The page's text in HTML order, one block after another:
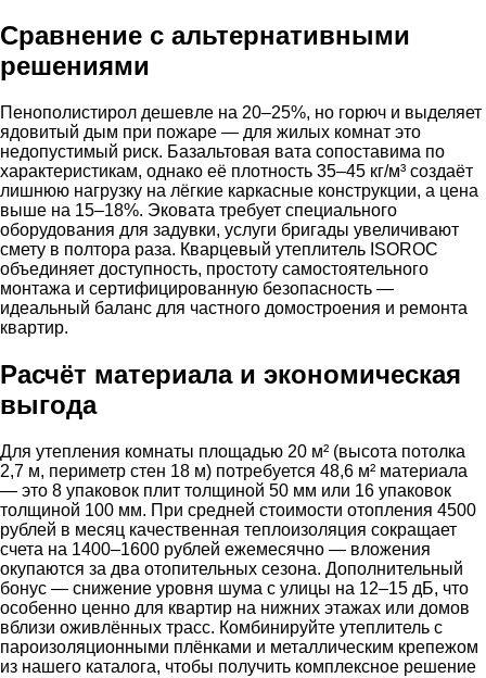
Сравнение с альтернативными
решениями
Пенополистирол дешевле на 20–25%, но горюч и выделяет
ядовитый дым при пожаре — для жилых комнат это
недопустимый риск. Базальтовая вата сопоставима по
характеристикам, однако её плотность 35–45 кг/м³ создаёт
лишнюю нагрузку на лёгкие каркасные конструкции, а цена
выше на 15–18%. Эковата требует специального
оборудования для задувки, услуги бригады увеличивают
смету в полтора раза. Кварцевый утеплитель ISOROC
объединяет доступность, простоту самостоятельного
монтажа и сертифицированную безопасность —
идеальный баланс для частного домостроения и ремонта
квартир.
Расчёт материала и экономическая
выгода
Для утепления комнаты площадью 20 м² (высота потолка
2,7 м, периметр стен 18 м) потребуется 48,6 м² материала
— это 8 упаковок плит толщиной 50 мм или 16 упаковок
толщиной 100 мм. При средней стоимости отопления 4500
рублей в месяц качественная теплоизоляция сокращает
счета на 1400–1600 рублей ежемесячно — вложения
окупаются за два отопительных сезона. Дополнительный
бонус — снижение уровня шума с улицы на 12–15 дБ, что
особенно ценно для квартир на нижних этажах или домов
вблизи оживлённых трасс. Комбинируйте утеплитель с
пароизоляционными плёнками и металлическим крепежом
из нашего каталога, чтобы получить комплексное решение